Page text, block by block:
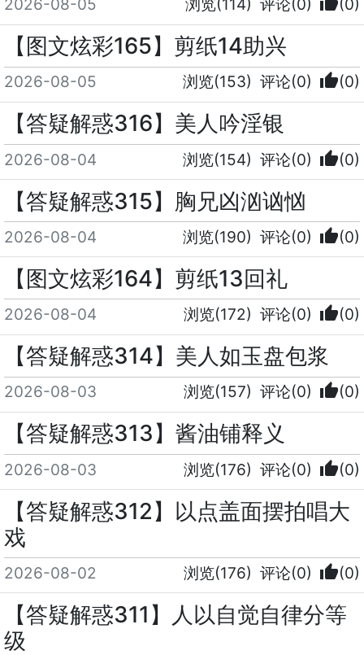
2026-08-05 浏览(114) 评论(0) (0)
【图文炫彩165】剪纸14助兴
2026-08-05 浏览(153) 评论(0) thumb_up(0)
【答疑解惑316】美人吟淫银
2026-08-04 浏览(154) 评论(0) thumb_up(0)
【答疑解惑315】胸兄凶汹讻忷
2026-08-04 浏览(190) 评论(0) thumb_up(0)
【图文炫彩164】剪纸13回礼
2026-08-04 浏览(172) 评论(0) thumb_up(0)
【答疑解惑314】美人如玉盘包浆
2026-08-03 浏览(157) 评论(0) thumb_up(0)
【答疑解惑313】酱油铺释义
2026-08-03 浏览(176) 评论(0) thumb_up(0)
【答疑解惑312】以点盖面摆拍唱大
戏
2026-08-02 浏览(176) 评论(0) thumb_up(0)
【答疑解惑311】人以自觉自律分等
级